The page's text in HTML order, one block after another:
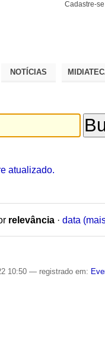
Cadastre-se
NOTÍCIAS
atualizado.
relevância · data
10:50— registrado em: